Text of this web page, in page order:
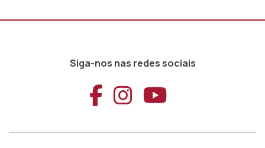
Siga-nos nas redes sociais
Aceder ao
Aceder ao
Aceder